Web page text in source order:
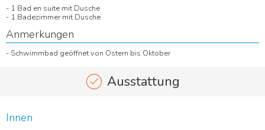
- 1 Bad en suite mit Dusche
- 1 Badezimmer mit Dusche
Anmerkungen
- Schwimmbad geöffnet von Ostern bis Oktober
Ausstattung
Innen